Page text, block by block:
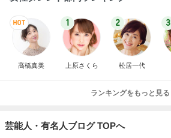
高橋真美
1
上原さくら
2
松居一代
3
ランキングをもっと見る
芸能人・有名人ブログ TOPへ